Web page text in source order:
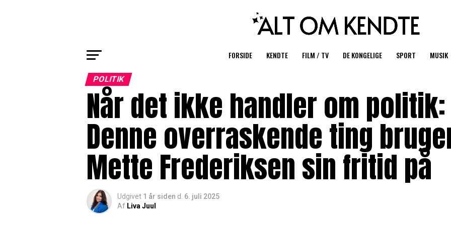
FORSIDE KENDTE FILM / TV DE KONGELIGE SPORT MUSIK
POLITIK
Når det ikke handler om politik:
Denne overraskende ting
Mette Frederiksen sin fritid på
Udgivet 1 år siden d. 6. juli 2025
Af Liva Juul